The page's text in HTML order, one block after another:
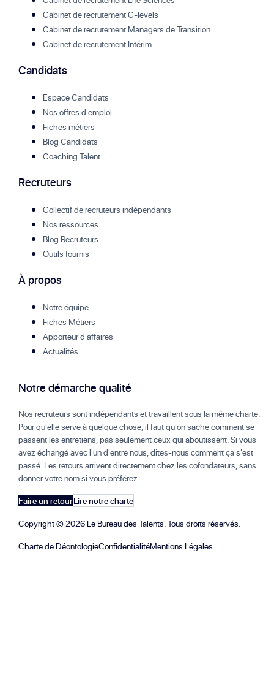
Cabinet de recrutement C-levels
Cabinet de recrutement Managers de Transition
Cabinet de recrutement Intérim
Candidats
Espace Candidats
Nos offres d'emploi
Fiches métiers
Blog Candidats
Coaching Talent
Recruteurs
Collectif de recruteurs indépendants
Nos ressources
Blog Recruteurs
Outils fournis
À propos
Notre équipe
Fiches Métiers
Apporteur d'affaires
Actualités
Notre démarche qualité
Nos recruteurs sont indépendants et travaillent sous la même charte.
Pour qu'elle serve à quelque chose, il faut qu'on sache comment se
passent les entretiens, pas seulement ceux qui aboutissent. Si vous
avez échangé avec l'un d'entre nous, dites-nous comment ça s'est
passé. Les retours arrivent directement chez les cofondateurs, sans
donner votre nom si vous préférez.
Faire un retourLire notre charte
Copyright ©2026 Le Bureau des Talents. Tous droits réservés.
Charte de DéontologieConfidentialitéMentions Légales